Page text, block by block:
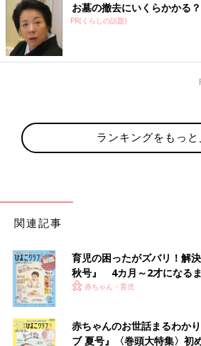
あじとブロッコリー
ィッシュのうまみいっ
●参照／初めてママ＆パパのための365
お墓の撤去にいくらかかる
PR(くらしの話題)
ランキングをもっと
関連記事
育児の困ったがズバリ！解
秋号』 4カ月～2才になる
いっぱい！
赤ちゃん・育児
赤ちゃんのお世話まるわか
ブ 夏号』〈巻頭大特集〉初